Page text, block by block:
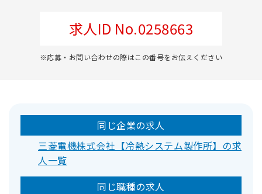
求人ID No.0258663
※応募・お問い合わせの際はこの番号をお伝えください
同じ企業の求人
三菱電機株式会社【冷熱システム製作所】の求
人一覧
同じ職種の求人